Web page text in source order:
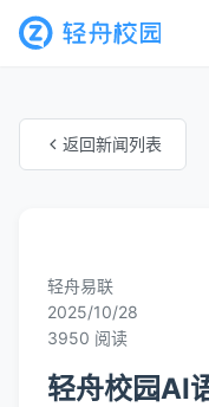
返回新闻列表
轻舟易联
2025/10/28
3950 阅读
轻舟校园AI